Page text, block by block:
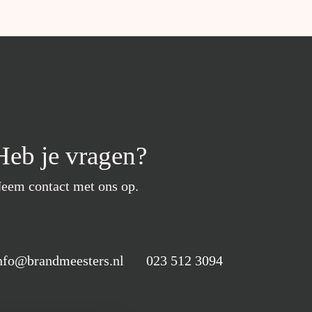
je vragen?
contact met ons op.
023 512 3094